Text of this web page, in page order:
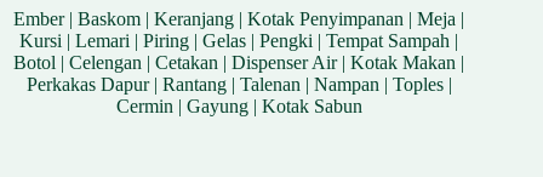
Ember|Baskom |Keranjang |Kotak Penyimpanan |Meja |
Kursi |Lemari |Piring |Gelas |Pengki |Tempat Sampah |
Botol |Celengan |Cetakan |Dispenser Air|Kotak Makan |
Perkakas Dapur| Rantang| Talenan | Nampan | Toples|
Cermin | Gayung| Kotak Sabun